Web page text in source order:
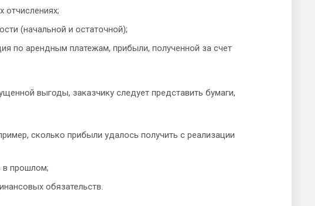
отчислениях;
(начальной и остаточной);
по арендным платежам, прибыли, полученной за счет
выгоды, заказчику следует представить бумаги,
сколько прибыли удалось получить с реализации
в прошлом;
обязательств.